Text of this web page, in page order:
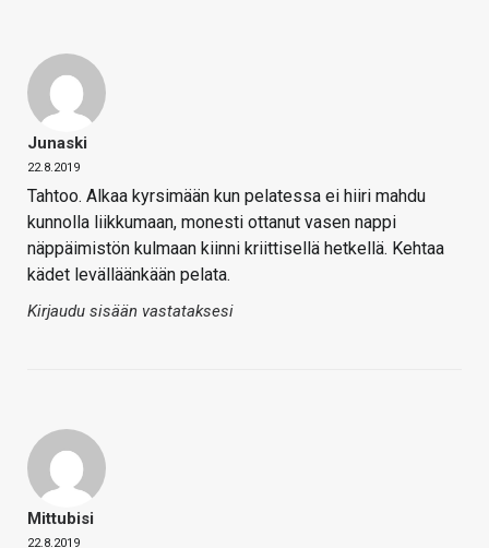
Junaski
22.8.2019
Tahtoo. Alkaa kyrsimään kun pelatessa ei hiiri mahdu
kunnolla liikkumaan, monesti ottanut vasen nappi
näppäimistön kulmaan kiinni kriittisellä hetkellä. Kehtaa
kädet levälläänkään pelata.
Kirjaudu sisään vastataksesi
Mittubisi
22.8.2019